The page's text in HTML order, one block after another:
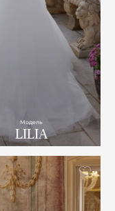
Модель
LILIA